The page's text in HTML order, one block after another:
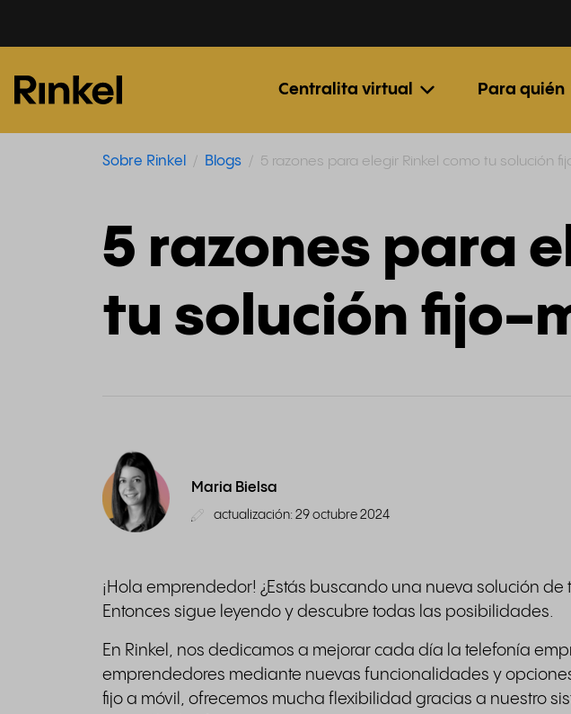
Centralita virtual Para quién
Sobre Rinkel Blogs 5 razones para elegir Rinkel como tu solución
5 razones para
tu solución fijo-
Maria Bielsa
actualización: 29 octubre 2024
¡Hola emprendedor! ¿Estás buscando una nueva solución de
Entonces sigue leyendo y descubre todas las posibilidades.
En Rinkel, nos dedicamos a mejorar cada día la telefonía
emprendedores mediante nuevas funcionalidades y
fijo a móvil, ofrecemos mucha flexibilidad gracias a nuestro